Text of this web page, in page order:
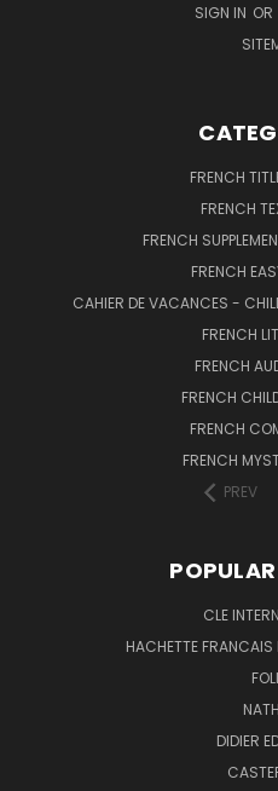
SIGN IN OR
FRENCH
FRENCH
FRENCH
FRENCH
CAHIER DE VACANCES -
FRENCH
FRENCH
FRENCH
FRENCH
FRENCH
PREV
CLE
HACHETTE FRANCAIS
DIDIER